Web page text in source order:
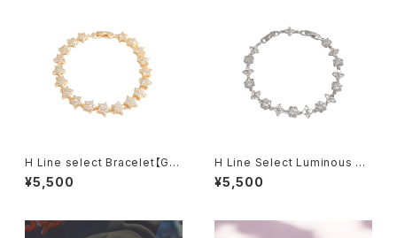
H Line select Bracelet【Gol
d Star】
¥5,500
H Line Select Luminous Fl
oral Chain Bracelet
¥5,500